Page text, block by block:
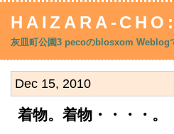
HAIZARA-
灰皿町公園3 pecoのblosxom Weblog
Dec 15, 2010
着物。着物・・・・。